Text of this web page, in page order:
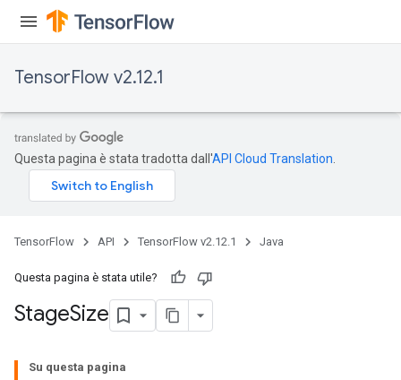
TensorFlow v2.12.1
Questa pagina è stata tradotta dall'API Cloud Translation
TensorFlow API TensorFlow v2.12.1 Java
Questa pagina è stata utile?
StageSize
Su questa pagina